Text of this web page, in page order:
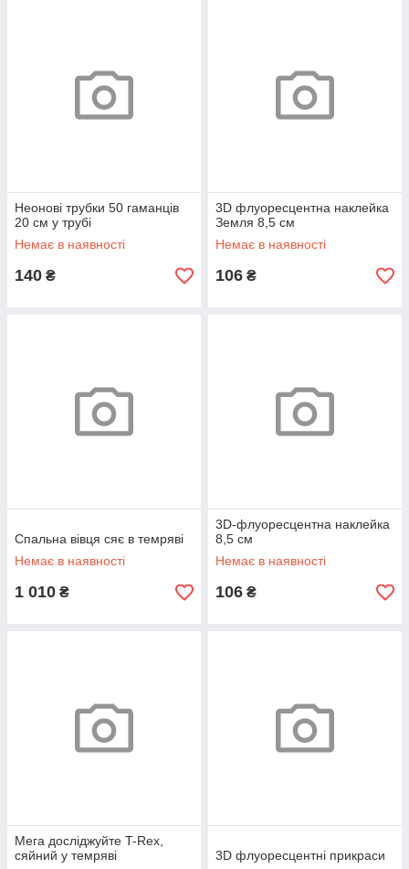
Неонові трубки 50 гаманців
20 см у трубі
Немає в наявності
140 ₴
3D флуоресцентна наклейка
Земля 8,5 см
Немає в наявності
106 ₴
Спальна вівця сяє в темряві
Немає в наявності
1 010 ₴
3D-флуоресцентна наклейка
8,5 см
Немає в наявності
106 ₴
Мега досліджуйте T-Rex,
сяйний у темряві
3D флуоресцентні прикраси